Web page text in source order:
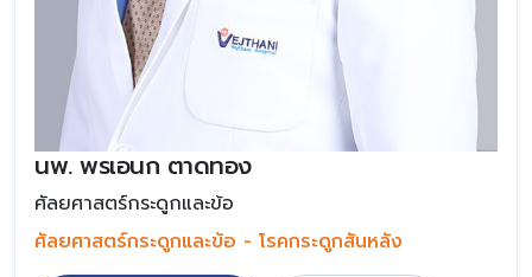
นพ. พรเอนก ตาดทอง
ศัลยศาสตร์กระดูกและข้อ
ศัลยศาสตร์กระดูกและข้อ - โรคกระดูกสันหลัง